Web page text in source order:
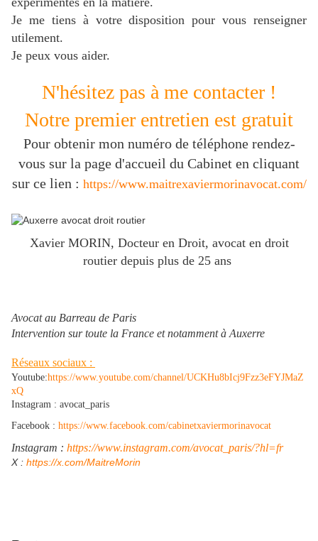
Je me tiens à votre disposition pour vous renseigner
utilement.
Je peux vous aider.
N'hésitez pas à me contacter !
Notre premier entretien est gratuit
Pour obtenir mon numéro de téléphone rendez-
vous sur la page d'accueil du Cabinet en cliquant
sur ce lien : https://www.maitrexaviermorinavocat.com/
Xavier MORIN, Docteur en Droit, avocat en droit
routier depuis plus de 25 ans
Avocat au Barreau de Paris
Intervention sur toute la France et notamment à Auxerre
Réseaux sociaux :
Youtube:https://www.youtube.com/channel/UCKHu8bIcj9Fzz3eFYJMaZ
xQ
Instagram : avocat_paris
Facebook : https://www.facebook.com/cabinetxaviermorinavocat
Instagram : https://www.instagram.com/avocat_paris/?hl=fr
​X : https://x.com/MaitreMorin